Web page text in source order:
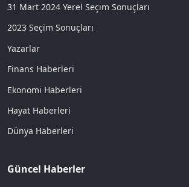
31 Mart 2024 Yerel Seçim Sonuçları
2023 Seçim Sonuçları
Yazarlar
Finans Haberleri
Ekonomi Haberleri
Hayat Haberleri
Dünya Haberleri
Güncel Haberler